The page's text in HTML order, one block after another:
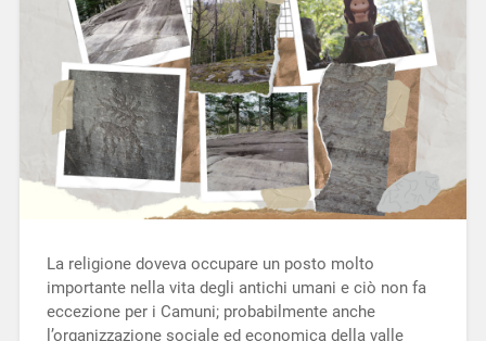
La religione doveva occupare un posto molto
importante nella vita degli antichi umani e ciò non fa
eccezione per i Camuni; probabilmente anche
l’organizzazione sociale ed economica della valle